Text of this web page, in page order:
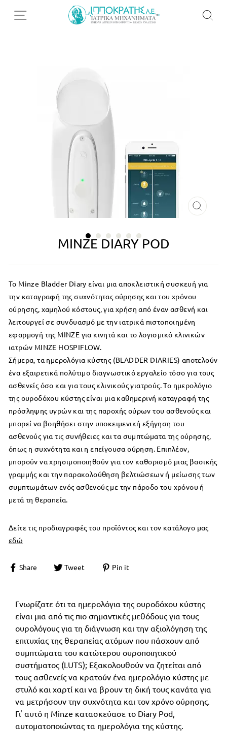
MINZE DIARY POD
Το Minze Bladder Diary είναι μια αποκλειστική συσκευή για
την καταγραφή της συχνότητας ούρησης και του χρόνου
ούρησης, χαμηλού κόστους, για χρήση από έναν ασθενή και
λειτουργεί σε συνδυασμό με την ιατρικά πιστοποιημένη
εφαρμογή της MINZE για κινητά και το λογισμικό κλινικών
ιατρών MINZE HOSPIFLOW.
Σήμερα, τα ημερολόγια κύστης (BLADDER DIARIES) αποτελούν
ένα εξαιρετικά πολύτιμο διαγνωστικό εργαλείο τόσο για τους
ασθενείς όσο και για τους κλινικούς γιατρούς. Το ημερολόγιο
της ουροδόχου κύστης είναι μια καθημερινή καταγραφή της
πρόσληψης υγρών και της παροχής ούρων του ασθενούς και
μπορεί να βοηθήσει στην υποκειμενική εξήγηση του
ασθενούς για τις συνήθειες και τα συμπτώματα της ούρησης,
όπως η συχνότητα και η επείγουσα ούρηση. Επιπλέον,
μπορούν να χρησιμοποιηθούν για τον καθορισμό μιας βασικής
γραμμής και την παρακολούθηση βελτιώσεων ή μείωσης των
συμπτωμάτων ενός ασθενούς με την πάροδο του χρόνου ή
μετά τη θεραπεία.
Δείτε τις προδιαγραφές του προϊόντος και τον κατάλογο μας
εδώ
Share Tweet Pin it
Γνωρίζατε ότι τα ημερολόγια της ουροδόχου κύστης
είναι μια από τις πιο σημαντικές μεθόδους για τους
ουρολόγους για τη διάγνωση και την αξιολόγηση της
επιτυχίας της θεραπείας ατόμων που πάσχουν από
συμπτώματα του κατώτερου ουροποιητικού
συστήματος (LUTS); Εξακολουθούν να ζητείται από
τους ασθενείς να κρατούν ένα ημερολόγιο κύστης με
στυλό και χαρτί και να βρουν τη δική τους κανάτα για
να μετρήσουν την συχνότητα και τον χρόνο ούρησης.
Γι' αυτό η Minze κατασκεύασε το Diary Pod,
αυτοματοποιώντας τα ημερολόγια της κύστης.